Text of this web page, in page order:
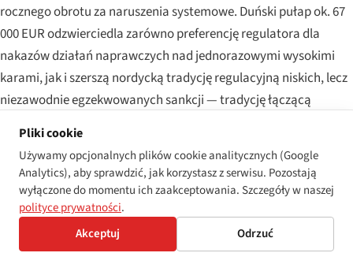
rocznego obrotu za naruszenia systemowe. Duński pułap ok. 67
000 EUR odzwierciedla zarówno preferencję regulatora dla
nakazów działań naprawczych nad jednorazowymi wysokimi
karami, jak i szerszą nordycką tradycję regulacyjną niskich, lecz
niezawodnie egzekwowanych sankcji — tradycję łączącą
Traktowania.
Warstwa 2 — odszkodowania na podstawie
Handicapdiskriminationsloven
Poza ścieżką administracyjnych kar po stronie produktów i
usług, skarżący na podstawie Ustawy o zakazie dyskryminacji ze
Pliki cookie
Używamy opcjonalnych plików cookie analitycznych (Google
Analytics), aby sprawdzić, jak korzystasz z serwisu. Pozostają
wyłączone do momentu ich zaakceptowania. Szczegóły w naszej
polityce prywatności.
Akceptuj
Odrzuć